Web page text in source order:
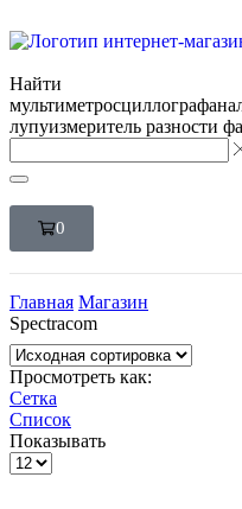
Найти
мультиметросциллограф
лупуизмеритель разности
0
Главная Магазин
Spectracom
Просмотреть как:
Сетка
Список
Показывать